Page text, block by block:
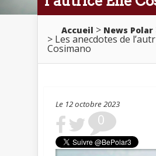
Accueil > News Polar
> Les anecdotes de
Cosimano
Le 12 octobre 2023
0